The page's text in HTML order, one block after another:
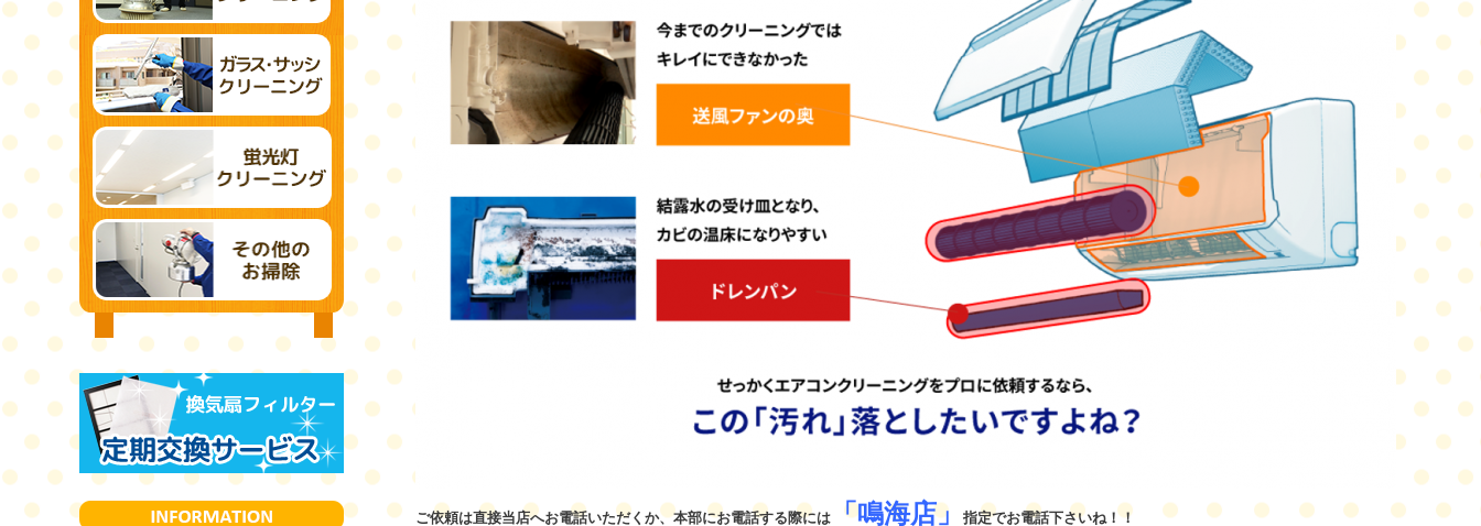
ご依頼は直接当店へお電話いただくか、本部にお電話する際には 「鳴海店」 指定でお電話下さいね！！